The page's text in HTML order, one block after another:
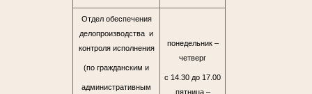
Отдел обеспечения
делопроизводства и
контроля исполнения
(по гражданским и
административным
понедельник –
четверг
с 14.30 до 17.00
пятница –